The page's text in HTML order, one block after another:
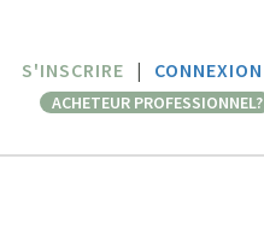
S'INSCRIRE | CONNEXION
ACHETEUR PROFESSIONNEL?